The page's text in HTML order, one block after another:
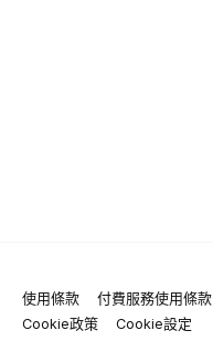
使用條款 付費服務使用條款
Cookie政策
Cookie設定